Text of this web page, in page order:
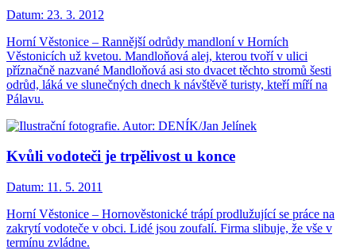
Datum: 23. 3. 2012
Horní Věstonice – Rannější odrůdy mandloní v Horních
Věstonicích už kvetou. Mandloňová alej, kterou tvoří v ulici
příznačně nazvané Mandloňová asi sto dvacet těchto stromů šesti
odrůd, láká ve slunečných dnech k návštěvě turisty, kteří míří na
Pálavu.
Kvůli vodoteči je trpělivost u konce
Datum: 11. 5. 2011
Horní Věstonice – Hornověstonické trápí prodlužující se práce na
zakrytí vodoteče v obci. Lidé jsou zoufalí. Firma slibuje, že vše v
termínu zvládne.